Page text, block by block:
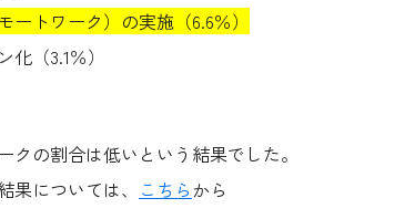
ートワーク）の実施（6.6％）
（3.1％）
クの割合は低いという結果でした。
果については、 こちらから